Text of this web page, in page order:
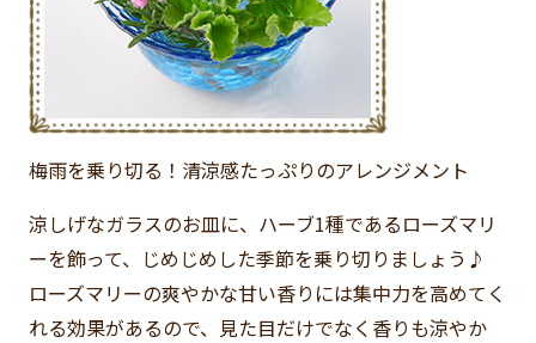
梅雨を乗り切る！清涼感たっぷりのアレンジメント
涼しげなガラスのお皿に、ハーブ1種であるローズマリ
ーを飾って、じめじめした季節を乗り切りましょう♪
ローズマリーの爽やかな甘い香りには集中力を高めてく
れる効果があるので、見た目だけでなく香りも涼やか